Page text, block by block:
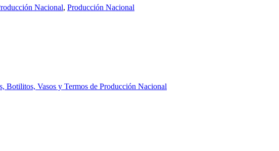
Nacional, Producción Nacional
Botilitos, Vasos y Termos de Producción Nacional